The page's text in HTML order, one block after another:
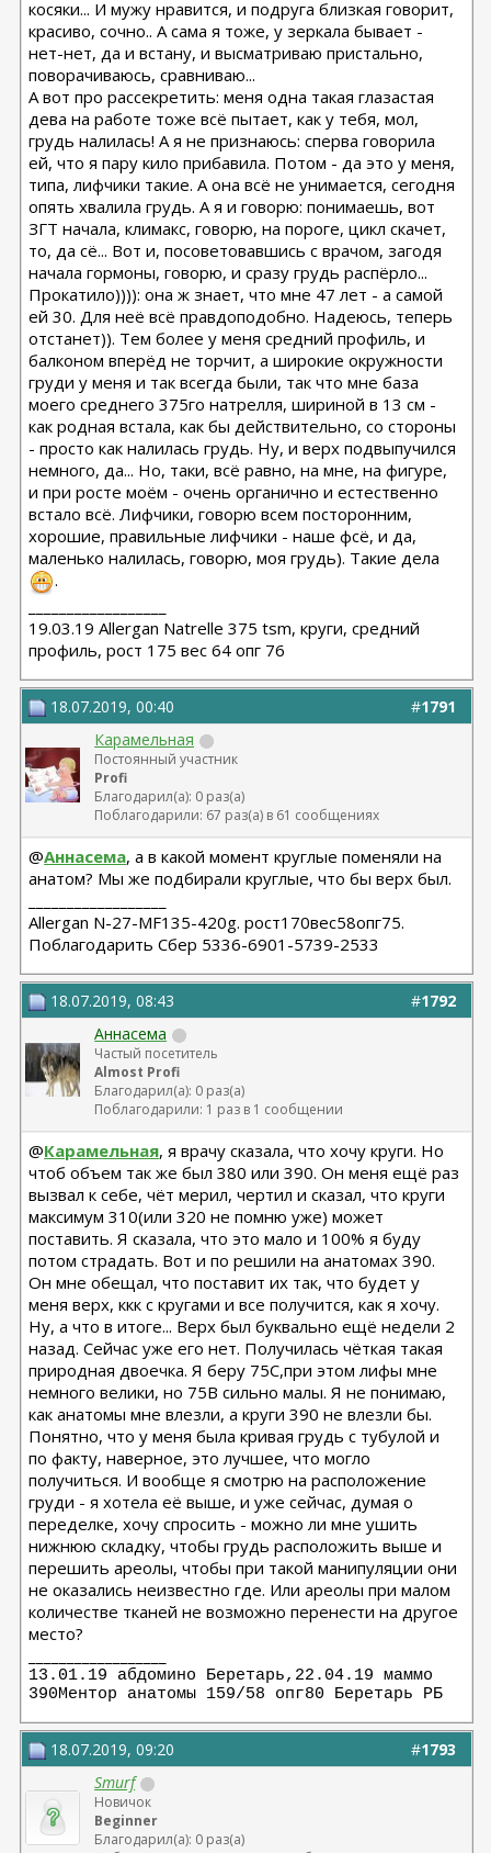
Рино 2020 - Константинов Бадри,
Миниабдо + грыжа 2019 - Малкаров
косяки... И мужу нравится, и подруга близкая говорит,
красиво, сочно.. А сама я тоже, у зеркала бывает -
нет-нет, да и встану, и высматриваю пристально,
поворачиваюсь, сравниваю...
А вот про рассекретить: меня одна такая глазастая
дева на работе тоже всё пытает, как у тебя, мол,
грудь налилась! А я не признаюсь: сперва говорила
ей, что я пару кило прибавила. Потом - да это у меня,
типа, лифчики такие. А она всё не унимается, сегодня
опять хвалила грудь. А я и говорю: понимаешь, вот
ЗГТ начала, климакс, говорю, на пороге, цикл скачет,
то, да сё... Вот и, посоветовавшись с врачом, загодя
начала гормоны, говорю, и сразу грудь распёрло...
Прокатило)))): она ж знает, что мне 47 лет - а самой
ей 30. Для неё всё правдоподобно. Надеюсь, теперь
отстанет)). Тем более у меня средний профиль, и
балконом вперёд не торчит, а широкие окружности
груди у меня и так всегда были, так что мне база
моего среднего 375го натрелля, шириной в 13 см -
как родная встала, как бы действительно, со стороны
- просто как налилась грудь. Ну, и верх подвыпучился
немного, да... Но, таки, всё равно, на мне, на фигуре,
и при росте моём - очень органично и естественно
встало всё. Лифчики, говорю всем посторонним,
хорошие, правильные лифчики - наше фсё, и да,
маленько налилась, говорю, моя грудь). Такие дела
.
19.03.19 Allergan Natrelle 375 tsm, круги, средний
профиль, рост 175 вес 64 опг 76
#1791
18.07.2019, 00:40
Карамельная
Постоянный участник
Profi
Благодарил(а): 0 раз(а)
Поблагодарили: 67 раз(а) в 61 сообщениях
@Аннасема, а в какой момент круглые поменяли на
анатом? Мы же подбирали круглые, что бы верх был.
Allergan N-27-MF135-420g. рост170вес58опг75.
Поблагодарить Сбер 5336-6901-5739-2533
#1792
18.07.2019, 08:43
Аннасема
Частый посетитель
Almost Profi
Благодарил(а): 0 раз(а)
Поблагодарили: 1 раз в 1 сообщении
@Карамельная, я врачу сказала, что хочу круги. Но
чтоб объем так же был 380 или 390. Он меня ещё раз
вызвал к себе, чёт мерил, чертил и сказал, что круги
максимум 310(или 320 не помню уже) может
поставить. Я сказала, что это мало и 100% я буду
потом страдать. Вот и по решили на анатомах 390.
Он мне обещал, что поставит их так, что будет у
меня верх, ккк с кругами и все получится, как я хочу.
Ну, а что в итоге... Верх был буквально ещё недели 2
назад. Сейчас уже его нет. Получилась чёткая такая
природная двоечка. Я беру 75С,при этом лифы мне
немного велики, но 75В сильно малы. Я не понимаю,
как анатомы мне влезли, а круги 390 не влезли бы.
Понятно, что у меня была кривая грудь с тубулой и
по факту, наверное, это лучшее, что могло
получиться. И вообще я смотрю на расположение
груди - я хотела её выше, и уже сейчас, думая о
переделке, хочу спросить - можно ли мне ушить
нижнюю складку, чтобы грудь расположить выше и
перешить ареолы, чтобы при такой манипуляции они
не оказались неизвестно где. Или ареолы при малом
количестве тканей не возможно перенести на другое
место?
13.01.19 абдомино Беретарь,22.04.19 маммо
390Ментор анатомы 159/58 опг80 Беретарь РБ
#1793
18.07.2019, 09:20
Smurf
Новичок
Beginner
Благодарил(а): 0 раз(а)